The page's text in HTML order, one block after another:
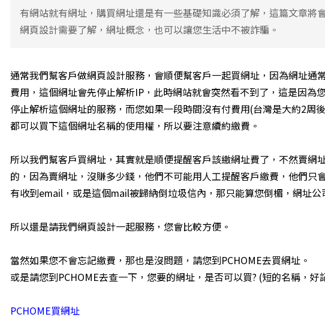
有網站就有網址，購買網址還是有一些基礎知識必須了解，這篇文章將
網頁設計需要了解，網址概念，也可以讓您生活中不被詐騙。
通常我們幫客戶做網頁設計服務，會順便幫客戶一起買網址，因為網址通
費用，這個網址會先停止解析IP，此時網站就會突然看不到了，這是因為
停止解析這個網址的服務，而您如果一段時間沒有付費用(台灣是大約2周
都可以買下這個網址名稱的使用權，所以要注意續約繳費。
所以我們幫客戶買網址，其實就是順便提醒客戶該繳網址費了，不然賣網
的，因為賣網址，沒賺多少錢，他們不可能用人工提醒客戶繳費，他們只
有收到email，或是這個mail被歸納倒垃圾信內，那只能算您倒楣，網址公
所以還是請我們網頁設計一起服務，您會比較方便。
當然如果您不會忘記繳費，那也是沒問題，請您到PCHOME去買網址。
或是請您到PCHOME去查一下，您要的網址，是否可以買? (短的名稱，
PCHOME買網址